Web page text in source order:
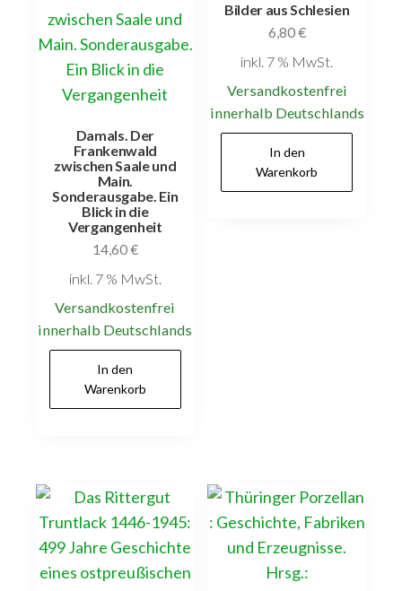
Damals. Der
Frankenwald
zwischen Saale und
Main.
Sonderausgabe. Ein
Blick in die
Vergangenheit
14,60€
inkl. 7 % MwSt.
Versandkostenfrei
innerhalb Deutschlands
In den
Warenkorb
Bilder aus Schlesien
6,80€
inkl. 7 % MwSt.
Versandkostenfrei
innerhalb Deutschlands
In den
Warenkorb